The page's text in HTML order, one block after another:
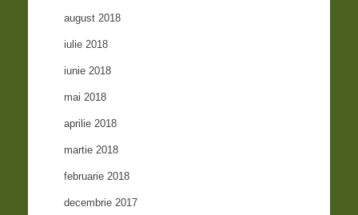
august 2018
iulie 2018
iunie 2018
mai 2018
aprilie 2018
martie 2018
februarie 2018
decembrie 2017